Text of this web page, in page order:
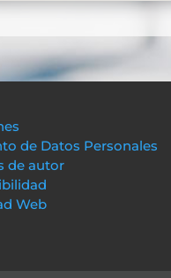
de Datos Personales
de autor
Web